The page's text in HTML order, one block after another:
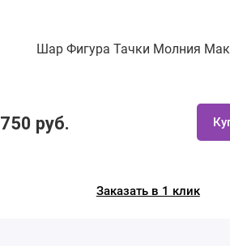
Шар Фигура Тачки Молния
750 руб.
Заказать в 1 клик